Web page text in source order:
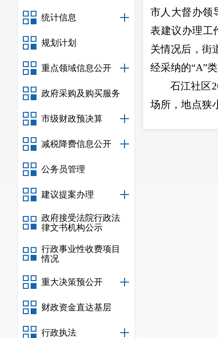
统计信息
规划计划
重点领域信息公开
政府采购及购买服务
市级财政预决算
减税降费信息公开
公务员管理
建议提案办理
政府接受法院行政法
律文书机构公示
行政事业性收费项目
情况
重大决策预公开
财政资金直达基层
行政执法
市人大督办领
表建议办理工
关情况后，街
经采纳的“A”
石江社区
场所，地点狭